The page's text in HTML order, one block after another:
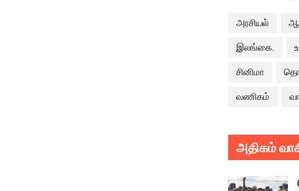
அரசியல்
இலங்கை.
சினிமா
வணிகம்
அதிகம்